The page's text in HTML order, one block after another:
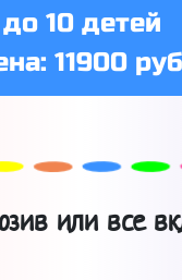
до 10 детей
11900
или все